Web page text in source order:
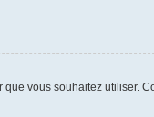
vous souhaitez utiliser.